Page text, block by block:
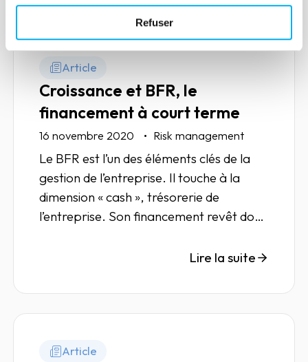
Refuser
fournisseur.
Article
Croissance et BFR, le
financement à court terme
16 novembre 2020 Risk management
Le BFR est l’un des éléments clés de la
gestion de l’entreprise. Il touche à la
dimension « cash », trésorerie de
l’entreprise. Son financement revêt donc
Lire la suite
Article